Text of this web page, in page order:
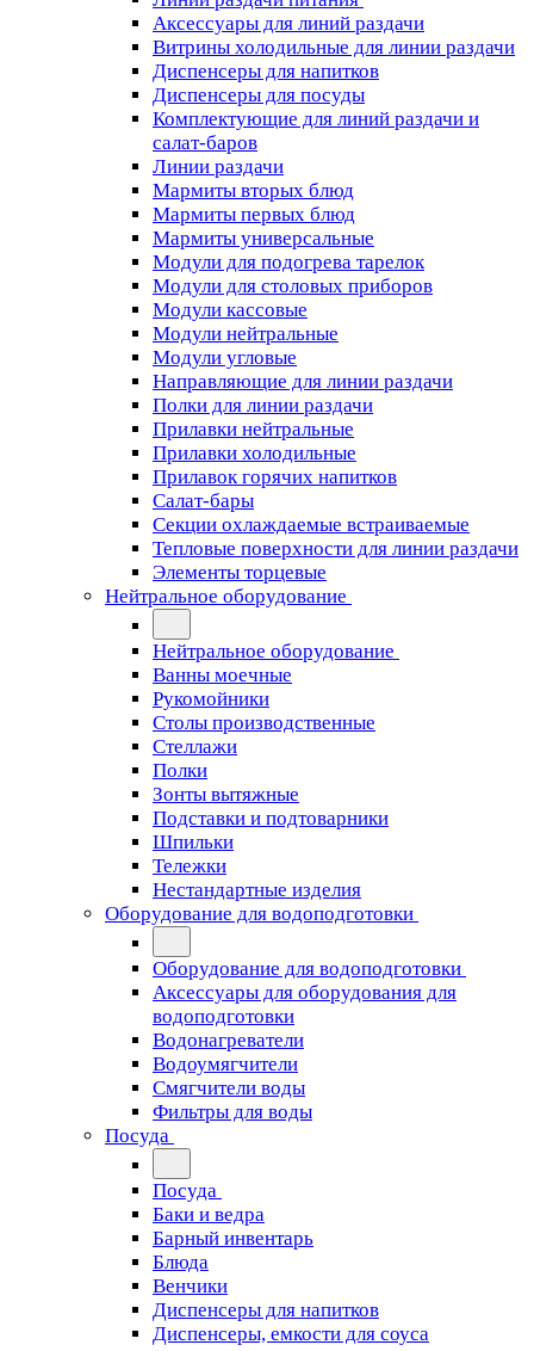
Аксессуары для линий раздачи
Витрины холодильные для линии раздачи
Диспенсеры для напитков
Диспенсеры для посуды
Комплектующие для линий раздачи и
салат-баров
Линии раздачи
Мармиты вторых блюд
Мармиты первых блюд
Мармиты универсальные
Модули для подогрева тарелок
Модули для столовых приборов
Модули кассовые
Модули нейтральные
Модули угловые
Направляющие для линии раздачи
Полки для линии раздачи
Прилавки нейтральные
Прилавки холодильные
Прилавок горячих напитков
Салат-бары
Секции охлаждаемые встраиваемые
Тепловые поверхности для линии раздачи
Элементы торцевые
Нейтральное оборудование
Нейтральное оборудование
Ванны моечные
Рукомойники
Столы производственные
Стеллажи
Полки
Зонты вытяжные
Подставки и подтоварники
Шпильки
Тележки
Нестандартные изделия
Оборудование для водоподготовки
Оборудование для водоподготовки
Аксессуары для оборудования для
водоподготовки
Водонагреватели
Водоумягчители
Смягчители воды
Фильтры для воды
Посуда
Посуда
Баки и ведра
Барный инвентарь
Блюда
Венчики
Диспенсеры для напитков
Диспенсеры, емкости для соуса